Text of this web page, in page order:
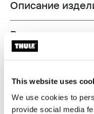
This website uses
We use cookies to
provide social media
Toggle
Описание
Все
Технические
Инструкции